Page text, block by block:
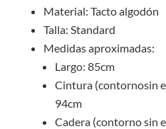
Material: Tacto algodón
Talla: Standard
Medidas aproximadas:
Largo: 85cm
Cintura (contornosin
94cm
Cadera (contorno sin